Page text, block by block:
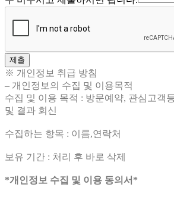
제출
※ 개인정보 취급 방침
– 개인정보의 수집 및 이용목적
수집 및 이용 목적 : 방문예약, 관심고객
및 결과 회신
수집하는 항목 : 이름,연락처
보유 기간 : 처리 후 바로 삭제
*개인정보 수집 및 이용 동의서*